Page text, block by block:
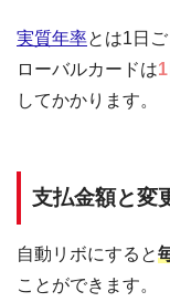
実質年率とは1日
ローバルカードは
してかかります。
支払金額と変
自動リボにすると
ことができます。